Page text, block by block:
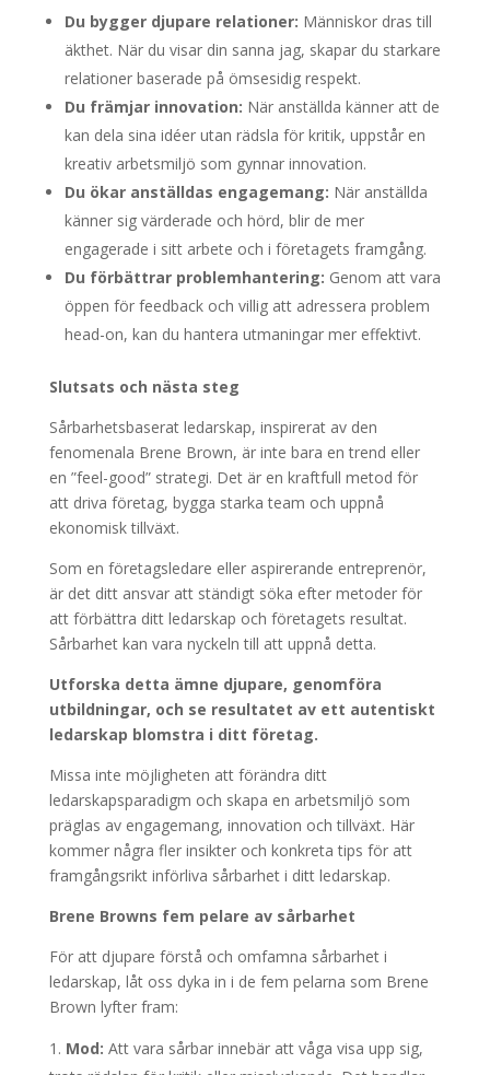
Du bygger djupare relationer: Människor dras till
äkthet. När du visar din sanna jag, skapar du starkare
relationer baserade på ömsesidig respekt.
Du främjar innovation: När anställda känner att de
kan dela sina idéer utan rädsla för kritik, uppstår en
kreativ arbetsmiljö som gynnar innovation.
Du ökar anställdas engagemang: När anställda
känner sig värderade och hörd, blir de mer
engagerade i sitt arbete och i företagets framgång.
Du förbättrar problemhantering: Genom att vara
öppen för feedback och villig att adressera problem
head-on, kan du hantera utmaningar mer effektivt.
Slutsats och nästa steg
Sårbarhetsbaserat ledarskap, inspirerat av den
fenomenala Brene Brown, är inte bara en trend eller
en ”feel-good” strategi. Det är en kraftfull metod för
att driva företag, bygga starka team och uppnå
ekonomisk tillväxt.
Som en företagsledare eller aspirerande entreprenör,
är det ditt ansvar att ständigt söka efter metoder för
att förbättra ditt ledarskap och företagets resultat.
Sårbarhet kan vara nyckeln till att uppnå detta.
Utforska detta ämne djupare, genomföra
utbildningar, och se resultatet av ett autentiskt
ledarskap blomstra i ditt företag.
Missa inte möjligheten att förändra ditt
ledarskapsparadigm och skapa en arbetsmiljö som
präglas av engagemang, innovation och tillväxt. Här
kommer några fler insikter och konkreta tips för att
framgångsrikt införliva sårbarhet i ditt ledarskap.
Brene Browns fem pelare av sårbarhet
För att djupare förstå och omfamna sårbarhet i
ledarskap, låt oss dyka in i de fem pelarna som Brene
Brown lyfter fram:
Mod: Att vara sårbar innebär att våga visa upp sig,